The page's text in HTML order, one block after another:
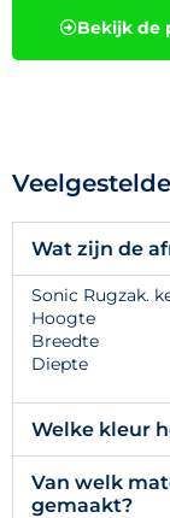
Bekijk de
Wat zijn de
Sonic Rugzak.
Hoogte
Breedte
Diepte
Welke kleur
Van welk
gemaakt?